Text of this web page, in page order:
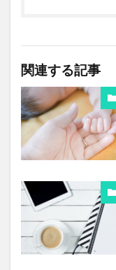
関連する記事